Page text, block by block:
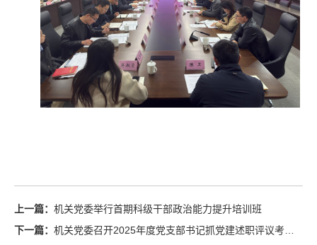
上一篇： 机关党委举行首期科级干部政治能力提升培训班
下一篇： 机关党委召开2025年度党支部书记抓党建述职评议考核会议